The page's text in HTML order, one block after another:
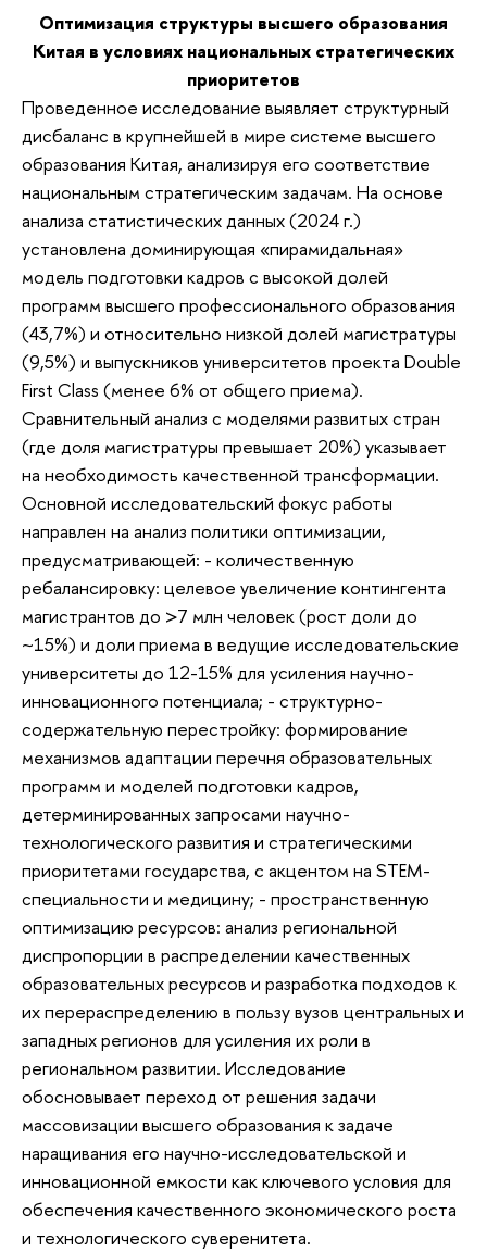
Оптимизация структуры высшего образования
Китая в условиях национальных стратегических
приоритетов
Проведенное исследование выявляет структурный
дисбаланс в крупнейшей в мире системе высшего
образования Китая, анализируя его соответствие
национальным стратегическим задачам. На основе
анализа статистических данных (2024 г.)
установлена доминирующая «пирамидальная»
модель подготовки кадров с высокой долей
программ высшего профессионального образования
(43,7%) и относительно низкой долей магистратуры
(9,5%) и выпускников университетов проекта Double
First Class (менее 6% от общего приема).
Сравнительный анализ с моделями развитых стран
(где доля магистратуры превышает 20%) указывает
на необходимость качественной трансформации.
Основной исследовательский фокус работы
направлен на анализ политики оптимизации,
предусматривающей: - количественную
ребалансировку: целевое увеличение контингента
магистрантов до >7 млн человек (рост доли до
~15%) и доли приема в ведущие исследовательские
университеты до 12-15% для усиления научно-
инновационного потенциала; - структурно-
содержательную перестройку: формирование
механизмов адаптации перечня образовательных
программ и моделей подготовки кадров,
детерминированных запросами научно-
технологического развития и стратегическими
приоритетами государства, с акцентом на STEM-
специальности и медицину; - пространственную
оптимизацию ресурсов: анализ региональной
диспропорции в распределении качественных
образовательных ресурсов и разработка подходов к
их перераспределению в пользу вузов центральных и
западных регионов для усиления их роли в
региональном развитии. Исследование
обосновывает переход от решения задачи
массовизации высшего образования к задаче
наращивания его научно-исследовательской и
инновационной емкости как ключевого условия для
обеспечения качественного экономического роста
и технологического суверенитета.